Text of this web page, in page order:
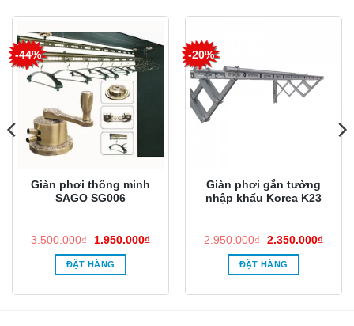
-44%
Giàn phơi thông minh
SAGO SG006
3.500.000₫
Giá
là:
3.500.000₫.
1.950.000₫Giá
ĐẶT HÀNG
-20%
Giàn phơi gắn tường
nhập khẩu Korea K23
2.950.000₫ Giá
là:
2.950.000₫.
2.350.000₫Giá
ĐẶT HÀNG